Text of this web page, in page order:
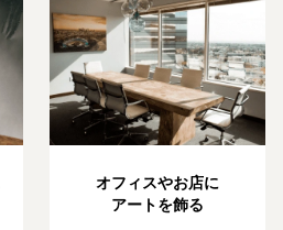
オフィスやお店に
アートを飾る